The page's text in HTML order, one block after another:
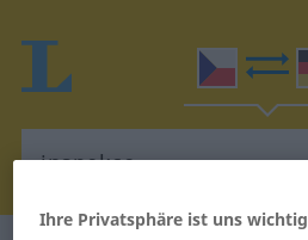
Ihre Privatsphäre ist uns wichtig